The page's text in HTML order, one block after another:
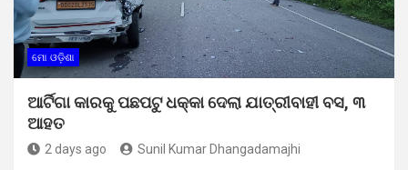
ମୋ ଓଡ଼ିଶା
ଆର୍ଟିଗା କାରକୁ ପଛପଟୁ ଧକ୍କା ଦେଲା ଯାତ୍ରୀବାହୀ ବସ, ୩
ଆହତ
2 days ago Sunil Kumar Dhangadamajhi